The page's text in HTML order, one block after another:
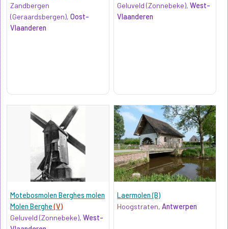
Zandbergen
(Geraardsbergen), Oost-
Vlaanderen
Geluveld (Zonnebeke),West-
Vlaanderen
Motebosmolen Berghes molen
Molen Berghe(V)
Geluveld (Zonnebeke), West-
Laermolen (B)
Hoogstraten,Antwerpen